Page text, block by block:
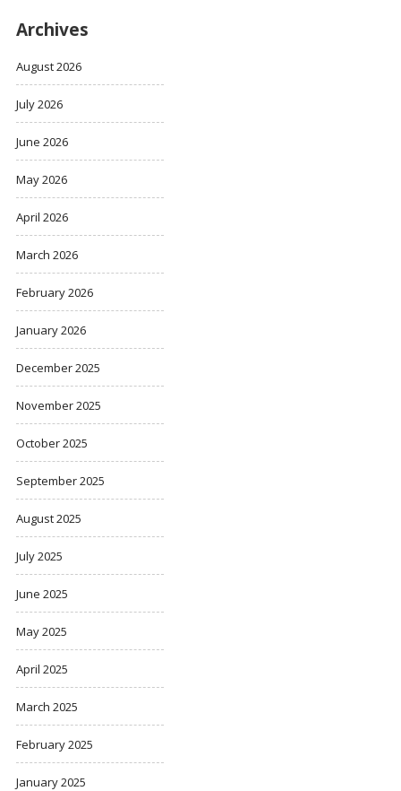
Archives
August 2026
July 2026
June 2026
May 2026
April 2026
March 2026
February 2026
January 2026
December 2025
November 2025
October 2025
September 2025
August 2025
July 2025
June 2025
May 2025
April 2025
March 2025
February 2025
January 2025